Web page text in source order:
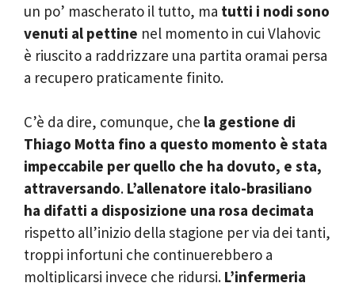
un po’ mascherato il tutto, ma tutti i nodi sono
venuti al pettine nel momento in cui Vlahovic
è riuscito a raddrizzare una partita oramai persa
a recupero praticamente finito.
C’è da dire, comunque, che la gestione di
Thiago Motta fino a questo momento è stata
impeccabile per quello che ha dovuto, e sta,
attraversando. L’allenatore italo-brasiliano
ha difatti a disposizione una rosa decimata
rispetto all’inizio della stagione per via dei tanti,
troppi infortuni che continuerebbero a
moltiplicarsi invece che ridursi. L’infermeria